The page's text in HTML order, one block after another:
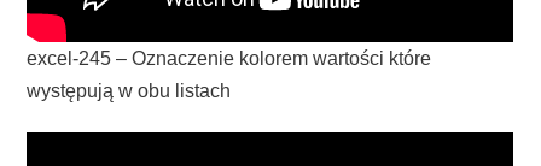
excel-245 – Oznaczenie kolorem wartości które
występują w obu listach